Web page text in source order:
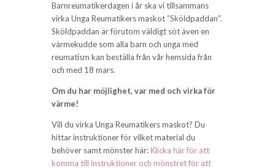
Barnreumatikerdagen i år ska vi tillsammans
virka Unga Reumatikers maskot ”Sköldpaddan”.
Sköldpaddan är förutom väldigt söt även en
värmekudde som alla barn och unga med
reumatism kan beställa från vår hemsida från
och med 18 mars.
Om du har möjlighet, var med och virka för
värme!
Vill du virka Unga Reumatikers maskot? Du
hittar instruktioner för vilket material du
behöver samt mönster här:Klicka här för att
komma till instruktioner och mönstret för att